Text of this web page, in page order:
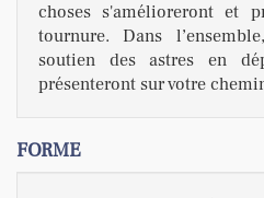
choses s'amélioreront et
tournure. Dans
soutien des astres en
présenteront sur votre
FORME